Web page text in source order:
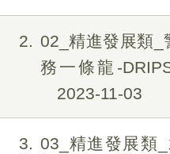
2
02_精進發展類_
務一條龍-
2023-11-03
3
03_精進發展類